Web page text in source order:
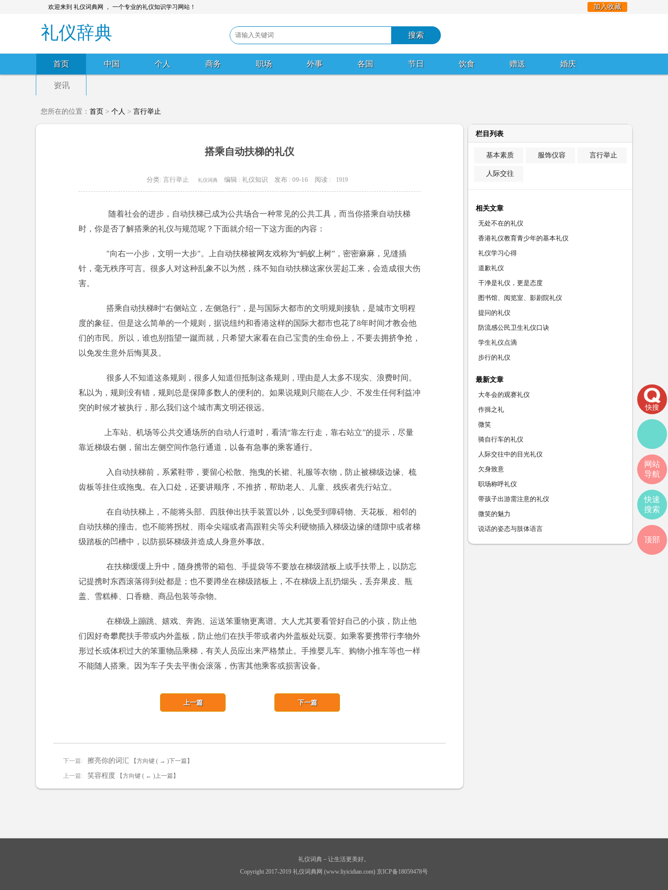
欢迎来到 礼仪词典网 ， 一个专业的礼仪知识学习网站！ 加入收藏
礼仪辞典
首页 中国 个人 商务 职场 外事 各国 节日 饮食 赠送 婚庆
资讯
您所在的位置： 首页 > 个人 > 言行举止
搭乘自动扶梯的礼仪
分类: 言行举止 礼仪词典 编辑 : 礼仪知识 发布 : 09-16 阅读 : 1919
随着社会的进步，自动扶梯已成为公共场合一种常见的公共工具，而当你搭乘自动扶梯
时，你是否了解搭乘的礼仪与规范呢？下面就介绍一下这方面的内容：
"向右一小步，文明一大步"。上自动扶梯被网友戏称为“蚂蚁上树”，密密麻麻，见缝插
针，毫无秩序可言。很多人对这种乱象不以为然，殊不知自动扶梯这家伙罢起工来，会造成很大伤
害。
搭乘自动扶梯时“右侧站立，左侧急行”，是与国际大都市的文明规则接轨，是城市文明程
度的象征。但是这么简单的一个规则，据说纽约和香港这样的国际大都市也花了8年时间才教会他
们的市民。所以，谁也别指望一蹴而就，只希望大家看在自己宝贵的生命份上，不要去拥挤争抢，
以免发生意外后悔莫及。
很多人不知道这条规则，很多人知道但抵制这条规则，理由是人太多不现实、浪费时间。
私以为，规则没有错，规则总是保障多数人的便利的。如果说规则只能在人少、不发生任何利益冲
突的时候才被执行，那么我们这个城市离文明还很远。
上车站、机场等公共交通场所的自动人行道时，看清“靠左行走，靠右站立”的提示，尽量
靠近梯级右侧，留出左侧空间作急行通道，以备有急事的乘客通行。
入自动扶梯前，系紧鞋带，要留心松散、拖曳的长裙、礼服等衣物，防止被梯级边缘、梳
齿板等挂住或拖曳。在入口处，还要讲顺序，不推挤，帮助老人、儿童、残疾者先行站立。
在自动扶梯上，不能将头部、四肢伸出扶手装置以外，以免受到障碍物、天花板、相邻的
自动扶梯的撞击。也不能将拐杖、雨伞尖端或者高跟鞋尖等尖利硬物插入梯级边缘的缝隙中或者梯
级踏板的凹槽中，以防损坏梯级并造成人身意外事故。
在扶梯缓缓上升中，随身携带的箱包、手提袋等不要放在梯级踏板上或手扶带上，以防忘
记提携时东西滚落得到处都是；也不要蹲坐在梯级踏板上，不在梯级上乱扔烟头，丢弃果皮、瓶
盖、雪糕棒、口香糖、商品包装等杂物。
在梯级上蹦跳、嬉戏、奔跑、运送笨重物更离谱。大人尤其要看管好自己的小孩，防止他
们因好奇攀爬扶手带或内外盖板，防止他们在扶手带或者内外盖板处玩耍。如乘客要携带行李物外
形过长或体积过大的笨重物品乘梯，有关人员应出来严格禁止。手推婴儿车、购物小推车等也一样
不能随人搭乘。因为车子失去平衡会滚落，伤害其他乘客或损害设备。
下一篇: 擦亮你的词汇
下一篇
【方向键 ( → )下一篇】
上一篇: 笑容程度
上一篇
【方向键 ( ← )上一篇】
栏目列表
基本素质 服饰仪容 言行举止
人际交往
相关文章
无处不在的礼仪
香港礼仪教育青少年的基本礼仪
礼仪学习心得
道歉礼仪
干净是礼仪，更是态度
图书馆、阅览室、影剧院礼仪
提问的礼仪
防流感公民卫生礼仪口诀
学生礼仪点滴
步行的礼仪
最新文章
大冬会的观赛礼仪
作揖之礼
微笑
骑自行车的礼仪
人际交往中的目光礼仪
欠身致意
职场称呼礼仪
带孩子出游需注意的礼仪
微笑的魅力
说话的姿态与肢体语言
快搜
网站
导航
快速
搜索
顶部
礼仪词典－让生活更美好。
Copyright 2017-2019 礼仪词典网 (www.liyicidian.com) 京ICP备18059478号